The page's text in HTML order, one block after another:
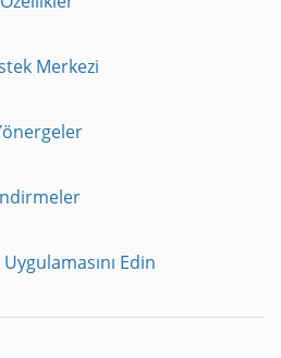
Merkezi
Edin